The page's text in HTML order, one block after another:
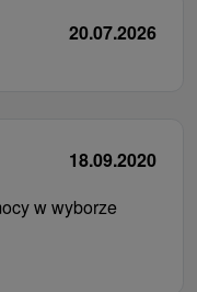
20.07.2026
18.09.2020
w wyborze